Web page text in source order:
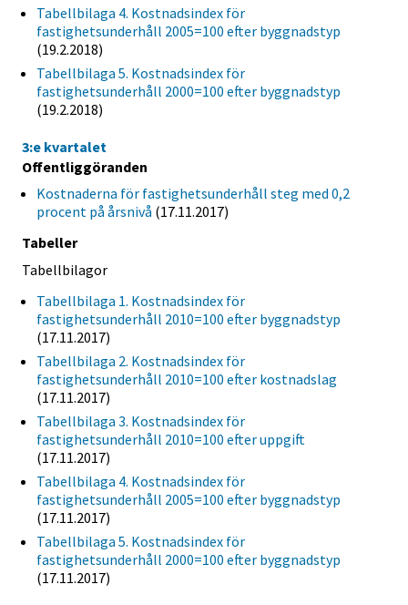
Tabellbilaga 4. Kostnadsindex för
fastighetsunderhåll 2005=100 efter byggnadstyp
(19.2.2018)
Tabellbilaga 5. Kostnadsindex för
fastighetsunderhåll 2000=100 efter byggnadstyp
(19.2.2018)
3:e kvartalet
Offentliggöranden
Kostnaderna för fastighetsunderhåll steg med 0,2
procent på årsnivå (17.11.2017)
Tabeller
Tabellbilagor
Tabellbilaga 1. Kostnadsindex för
fastighetsunderhåll 2010=100 efter byggnadstyp
(17.11.2017)
Tabellbilaga 2. Kostnadsindex för
fastighetsunderhåll 2010=100 efter kostnadslag
(17.11.2017)
Tabellbilaga 3. Kostnadsindex för
fastighetsunderhåll 2010=100 efter uppgift
(17.11.2017)
Tabellbilaga 4. Kostnadsindex för
fastighetsunderhåll 2005=100 efter byggnadstyp
(17.11.2017)
Tabellbilaga 5. Kostnadsindex för
fastighetsunderhåll 2000=100 efter byggnadstyp
(17.11.2017)